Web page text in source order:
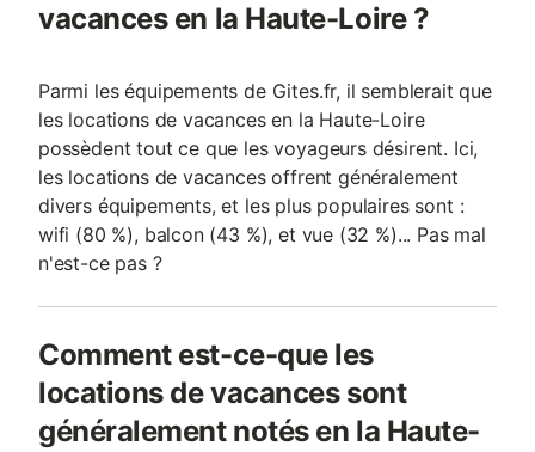
vacances en la Haute-Loire ?
Parmi les équipements de Gites.fr, il semblerait que
les locations de vacances en la Haute-Loire
possèdent tout ce que les voyageurs désirent. Ici,
les locations de vacances offrent généralement
divers équipements, et les plus populaires sont :
wifi (80 %), balcon (43 %), et vue (32 %)... Pas mal
n'est-ce pas ?
Comment est-ce-que les
locations de vacances sont
généralement notés en la Haute-